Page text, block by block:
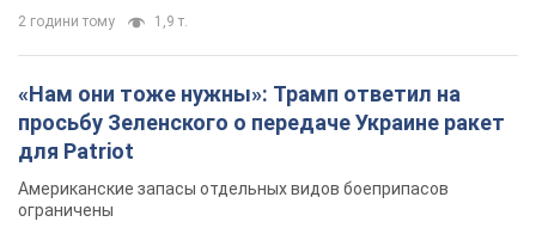
2 години тому 1,9 т.
«Нам они тоже нужны»: Трамп ответил на
просьбу Зеленского о передаче Украине ракет
для Patriot
Американские запасы отдельных видов боеприпасов
ограничены